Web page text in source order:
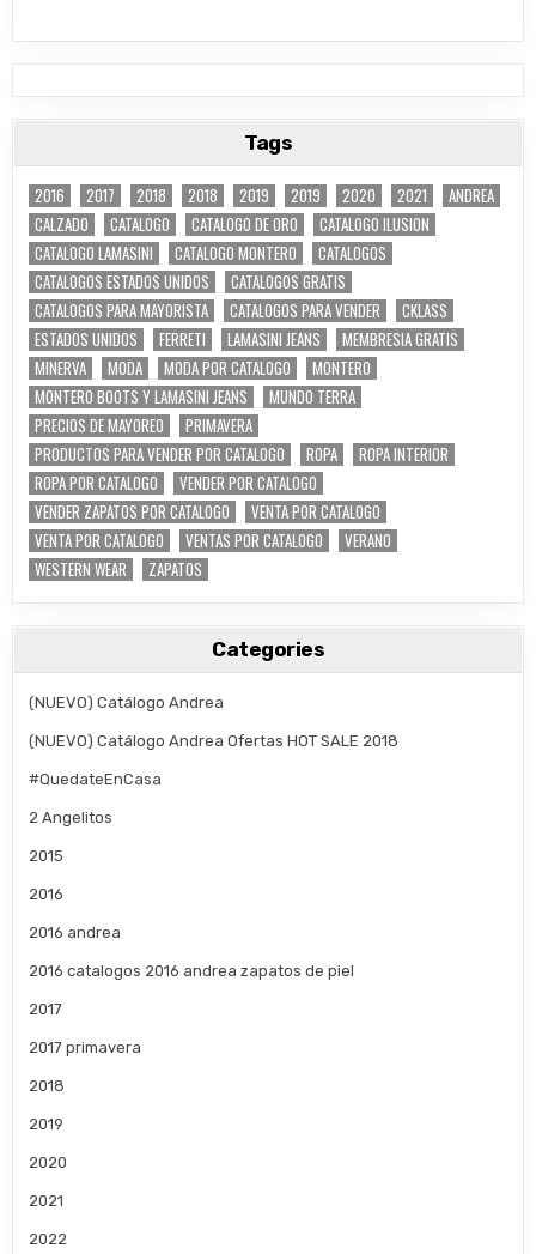
Tags
2016 2017 2018 2018 2019 2019 2020 2021
ANDREA
CALZADO
CATALOGO CATALOGO DE ORO
CATALOGO ILUSION
CATALOGO LAMASINI
CATALOGO MONTERO
CATALOGOS
CATALOGOS ESTADOS UNIDOS
CATALOGOS GRATIS
CATALOGOS PARA MAYORISTA
CATALOGOS PARA VENDER
CKLASS
ESTADOS UNIDOS
FERRETI LAMASINI JEANS
MEMBRESIA GRATIS
MINERVA
MODA MODA POR CATALOGO
MONTERO
MONTERO BOOTS Y LAMASINI JEANS
MUNDO TERRA
PRECIOS DE MAYOREO
PRIMAVERA
PRODUCTOS PARA VENDER POR CATALOGO
ROPA
ROPA INTERIOR
ROPA POR CATALOGO
VENDER POR CATALOGO
VENDER ZAPATOS POR CATALOGO
VENTA POR CATALOGO
VENTA POR CATALOGO
VENTAS POR CATALOGO
VERANO
WESTERN WEAR
ZAPATOS
Categories
(NUEVO) Catálogo Andrea
(NUEVO) Catálogo Andrea Ofertas HOT SALE 2018
#QuedateEnCasa
2 Angelitos
2015
2016
2016 andrea
2016 catalogos 2016 andrea zapatos de piel
2017
2017 primavera
2018
2019
2020
2021
2022